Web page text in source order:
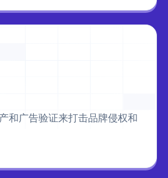
和广告验证来打击品牌侵权和